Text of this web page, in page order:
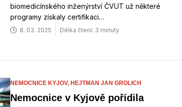
biomedicínského inženýrství ČVUT už některé
programy získaly certifikaci…
8. 03. 2025 Délka čtení: 3 minuty
NEMOCNICE KYJOV, HEJTMAN JAN GROLICH
Nemocnice v Kyjově pořídila